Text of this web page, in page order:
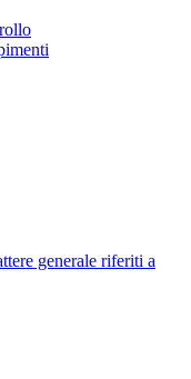
generale riferiti a